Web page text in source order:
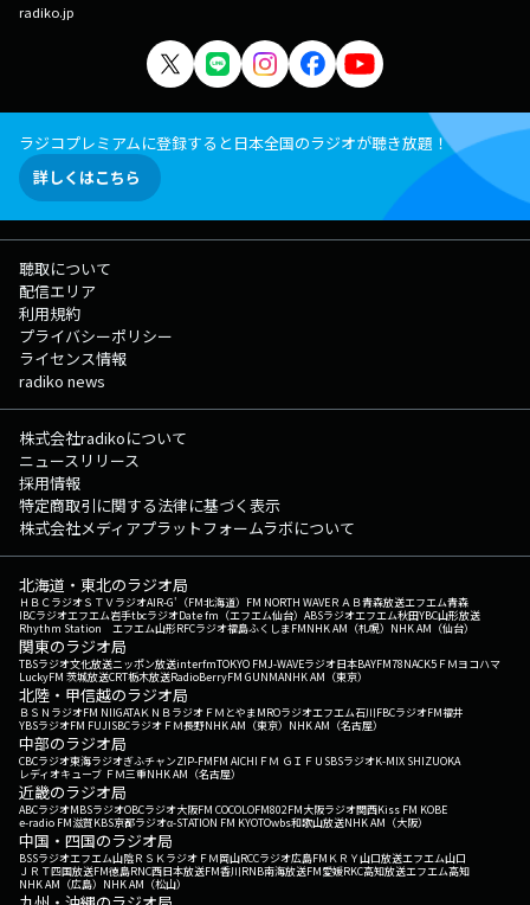
radiko.jp
ラジコプレミアムに登録すると日本全国のラジオが聴き放題！
詳しくはこちら
聴取について
配信エリア
利用規約
プライバシーポリシー
ライセンス情報
radiko news
株式会社radikoについて
ニュースリリース
採用情報
特定商取引に関する法律に基づく表示
株式会社メディアプラットフォームラボについて
北海道・東北のラジオ局
ＨＢＣラジオＳＴＶラジオAIR-G'（FM北海道） FM NORTH WAVEＲＡＢ青森放送エフエム青森
IBCラジオエフエム岩手tbcラジオDate fm（エフエム仙台） ABSラジオエフエム秋田YBC山形放送
Rhythm Station エフエム山形RFCラジオ福島ふくしまFMNHK AM（札幌） NHK AM（仙台）
関東のラジオ局
TBSラジオ文化放送ニッポン放送interfmTOKYO FMJ-WAVEラジオ日本BAYFM78NACK5 ＦＭヨコハマ
LuckyFM 茨城放送CRT栃木放送RadioBerryFM GUNMANHK AM（東京）
北陸・甲信越のラジオ局
ＢＳＮラジオFM NIIGATAＫＮＢラジオ ＦＭとやまMROラジオエフエム石川FBCラジオFM福井
YBSラジオFM FUJISBCラジオ ＦＭ長野NHK AM（東京） NHK AM（名古屋）
中部のラジオ局
CBCラジオ東海ラジオぎふチャンZIP-FMFM AICHI ＦＭ ＧＩＦＵ SBSラジオK-MIX SHIZUOKA
レディオキューブ ＦＭ三重NHK AM（名古屋）
近畿のラジオ局
ABCラジオMBSラジオOBCラジオ大阪FM COCOLOFM802FM大阪ラジオ関西Kiss FM KOBE
e-radio FM滋賀KBS京都ラジオα-STATION FM KYOTOwbs和歌山放送NHK AM（大阪）
中国・四国のラジオ局
BSSラジオエフエム山陰ＲＳＫラジオ ＦＭ岡山RCCラジオ広島FM ＫＲＹ山口放送エフエム山口
ＪＲＴ四国放送FM徳島RNC西日本放送FM香川RNB南海放送FM愛媛RKC高知放送エフエム高知
NHK AM（広島） NHK AM（松山）